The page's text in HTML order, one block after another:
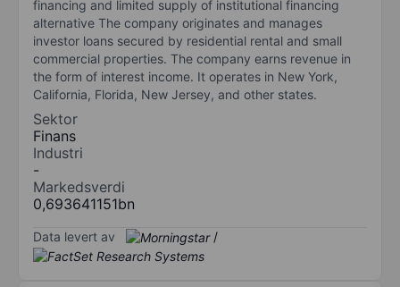
financing and limited supply of institutional financing
alternative The company originates and manages
investor loans secured by residential rental and small
commercial properties. The company earns revenue in
the form of interest income. It operates in New York,
California, Florida, New Jersey, and other states.
Sektor
Finans
Industri
-
Markedsverdi
0,693641151bn
Data levert av /